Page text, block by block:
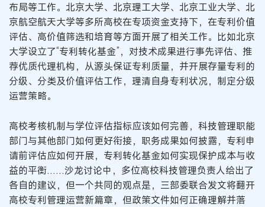
布局等工作。北京大学、北京理工大学、北京工业大学、北
京航空航天大学等多所高校在专项资金支持下，在专利价值
评估、高价值筛选和培育等方面开展了相关工作。比如北京
大学设立了“专利转化基金”，对技术成果进行事先评估、推
荐优质代理机构，从源头保证专利质量，并开展存量专利的
分级、分类及价值评估工作，理清自身专利状况，制定分级
运营策略。
高校考核机制与学位评估指标应该如何完善，科技管理职能
部门与其他部门如何更好衔接，职务成果如何披露，专利申
请前评估应如何开展，专利转化基金如何实现保护成本与收
益的平衡……沙龙讨论中，多位高校科技管理负责人给出了
各自的建议，但一个共同的观点是，三部委联合发文将翻开
高校专利管理运营新篇章，但政策文件如何正确理解并落